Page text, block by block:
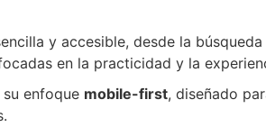
y accesible, desde la
en la practicidad y la
enfoque mobile-first, diseñado